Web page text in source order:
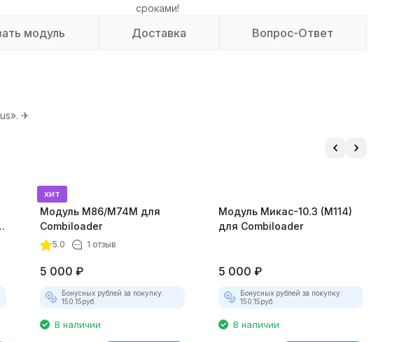
сроками!
модуль Доставка Вопрос-Ответ
✈
хит
Модуль M86/М74М для
Combiloader
5.0 1 отзыв
5 000 ₽
Бонусных рублей за покупку:
150.15руб.
В наличии
Модуль Mикас-10.3 (M114)
для Combiloader
5 000 ₽
Бонусных рублей за покупку:
150.15руб.
В наличии